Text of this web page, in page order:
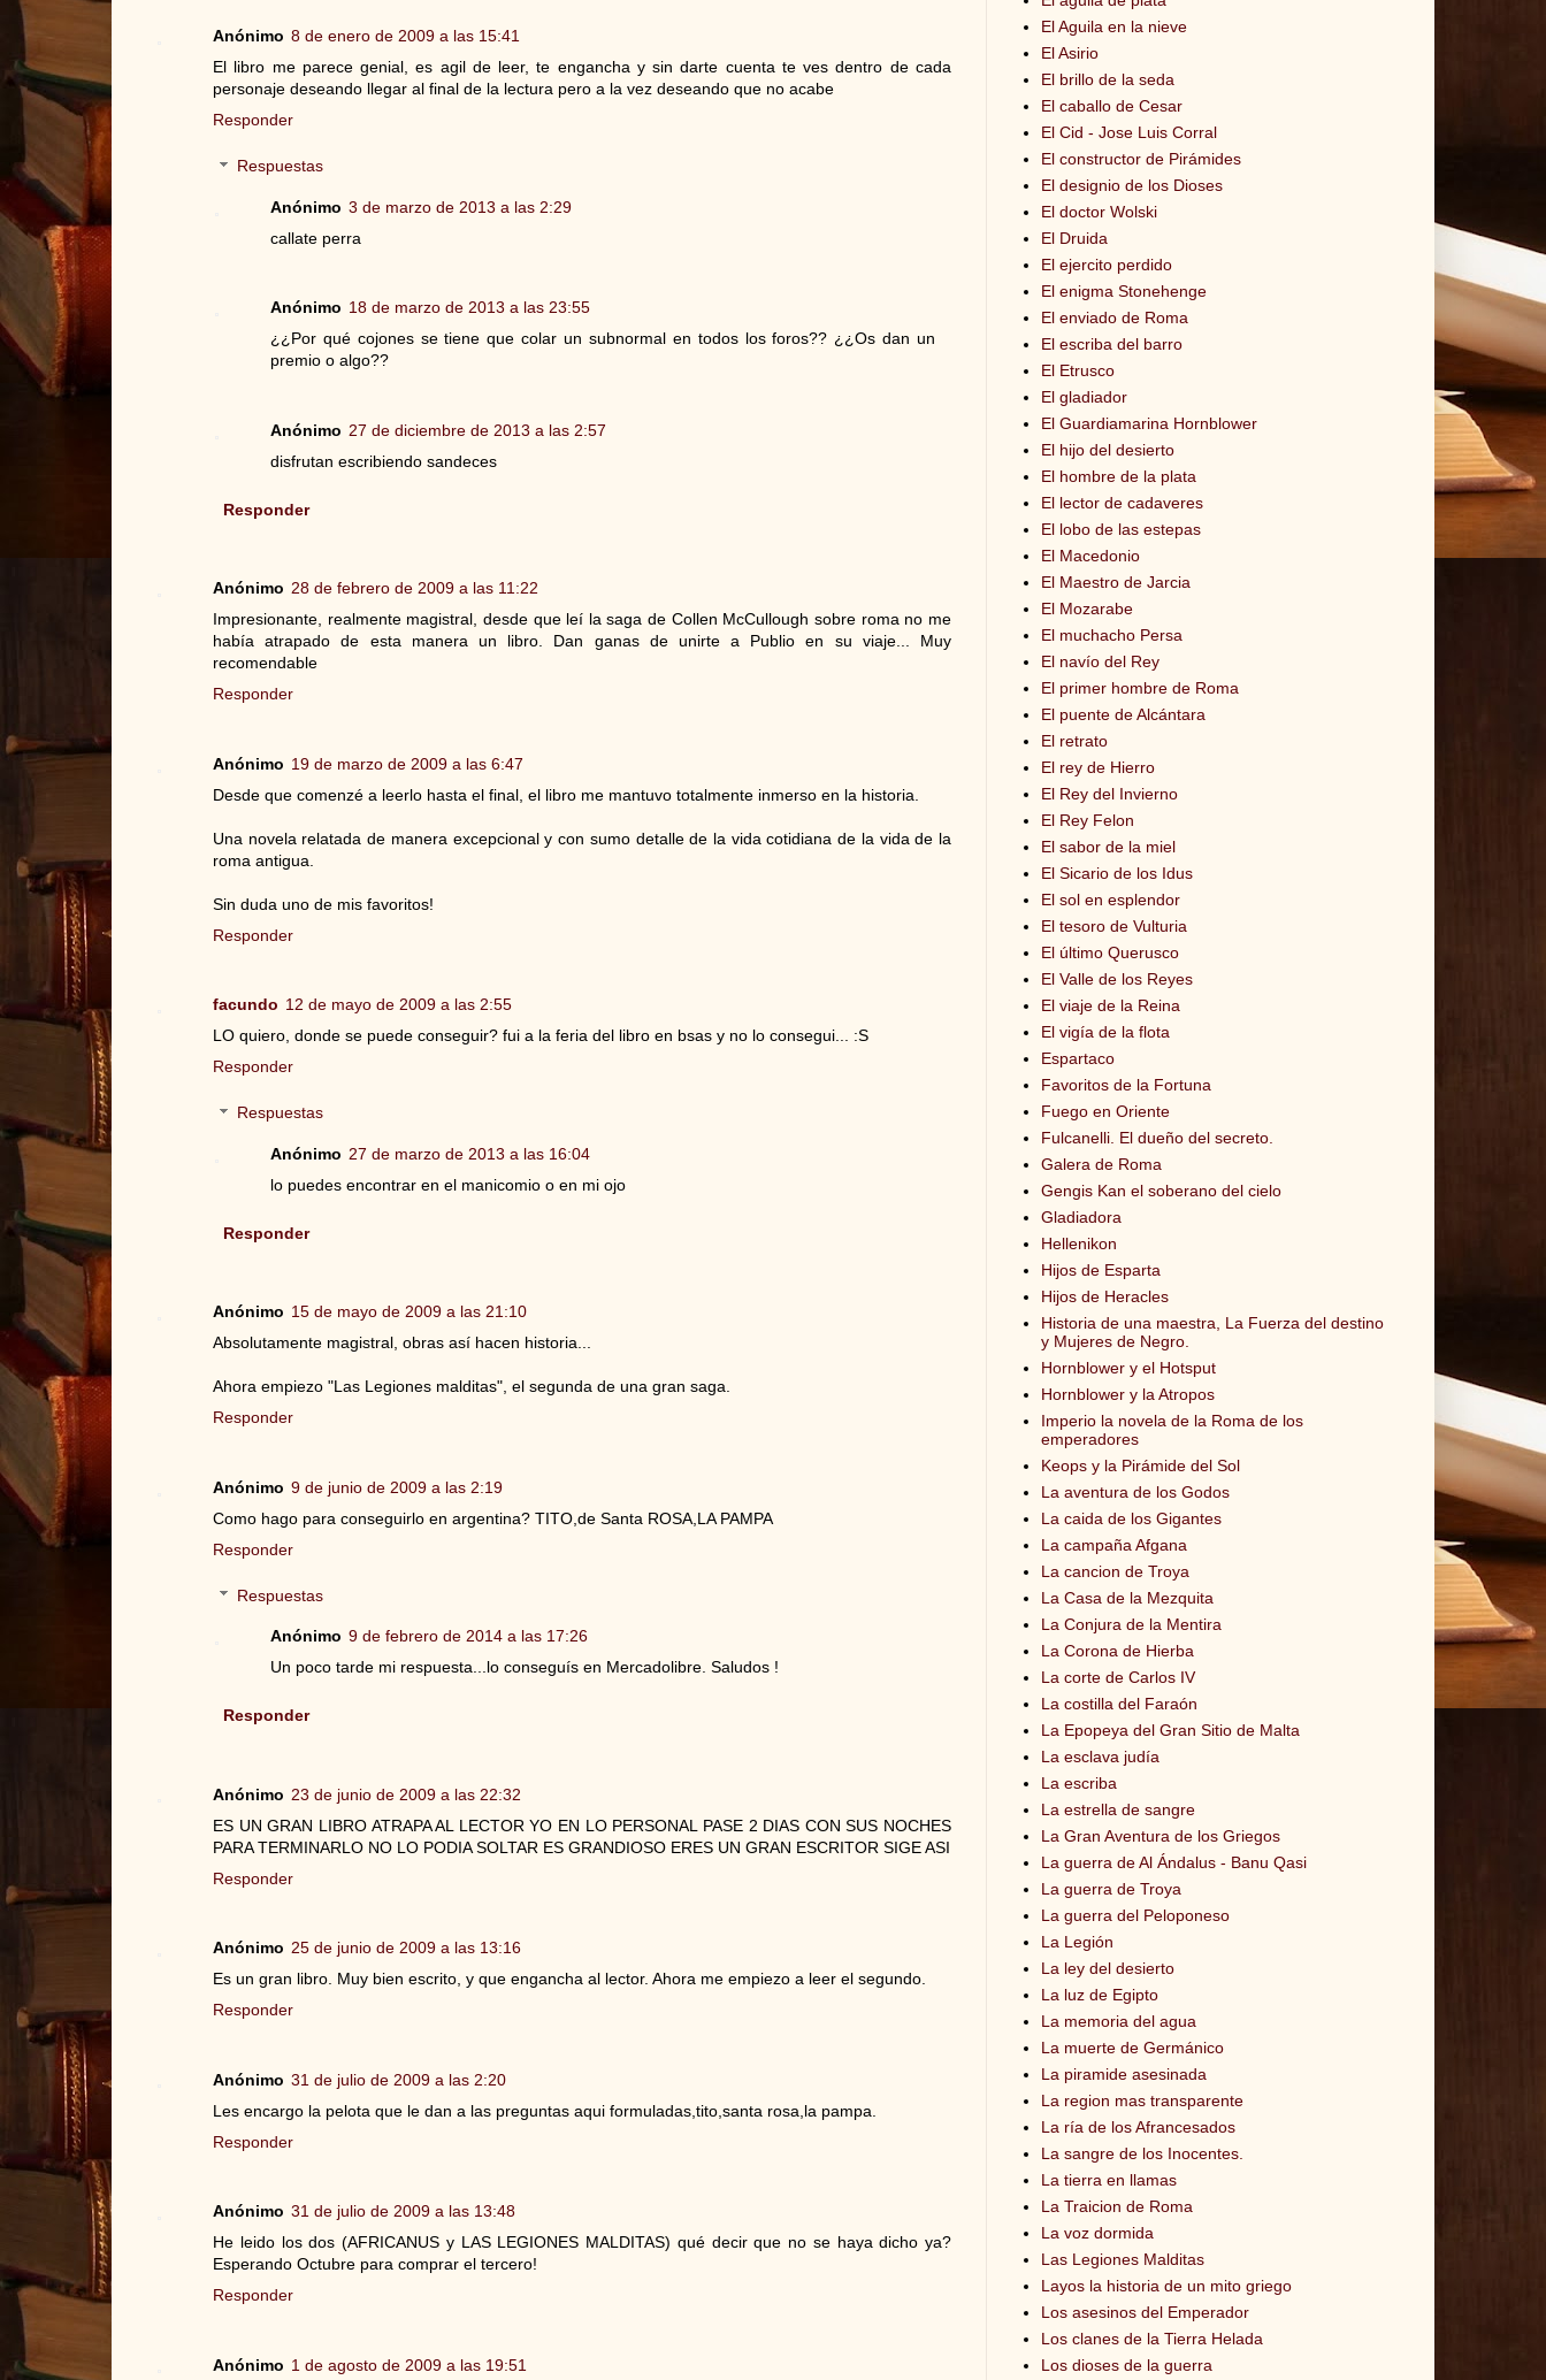
Anónimo 8 de enero de 2009 a las 15:41
El libro me parece genial, es agil de leer, te engancha y sin darte cuenta te ves dentro de cada
personaje deseando llegar al final de la lectura pero a la vez deseando que no acabe
Responder
Respuestas
Anónimo 3 de marzo de 2013 a las 2:29
callate perra
Anónimo 18 de marzo de 2013 a las 23:55
¿¿Por qué cojones se tiene que colar un subnormal en todos los foros?? ¿¿Os dan un
premio o algo??
Anónimo 27 de diciembre de 2013 a las 2:57
disfrutan escribiendo sandeces
Responder
Anónimo 28 de febrero de 2009 a las 11:22
Impresionante, realmente magistral, desde que leí la saga de Collen McCullough sobre roma no me
había atrapado de esta manera un libro. Dan ganas de unirte a Publio en su viaje... Muy
recomendable
Responder
Anónimo 19 de marzo de 2009 a las 6:47
Desde que comenzé a leerlo hasta el final, el libro me mantuvo totalmente inmerso en la historia.
Una novela relatada de manera excepcional y con sumo detalle de la vida cotidiana de la vida de la
roma antigua.
Sin duda uno de mis favoritos!
Responder
facundo 12 de mayo de 2009 a las 2:55
LO quiero, donde se puede conseguir? fui a la feria del libro en bsas y no lo consegui... :S
Responder
Respuestas
Anónimo 27 de marzo de 2013 a las 16:04
lo puedes encontrar en el manicomio o en mi ojo
Responder
Anónimo 15 de mayo de 2009 a las 21:10
Absolutamente magistral, obras así hacen historia...
Ahora empiezo "Las Legiones malditas", el segunda de una gran saga.
Responder
Anónimo 9 de junio de 2009 a las 2:19
Como hago para conseguirlo en argentina? TITO,de Santa ROSA,LA PAMPA
Responder
Respuestas
Anónimo 9 de febrero de 2014 a las 17:26
Un poco tarde mi respuesta...lo conseguís en Mercadolibre. Saludos !
Responder
Anónimo 23 de junio de 2009 a las 22:32
ES UN GRAN LIBRO ATRAPA AL LECTOR YO EN LO PERSONAL PASE 2 DIAS CON SUS NOCHES
PARA TERMINARLO NO LO PODIA SOLTAR ES GRANDIOSO ERES UN GRAN ESCRITOR SIGE ASI
Responder
Anónimo 25 de junio de 2009 a las 13:16
Es un gran libro. Muy bien escrito, y que engancha al lector. Ahora me empiezo a leer el segundo.
Responder
Anónimo 31 de julio de 2009 a las 2:20
Les encargo la pelota que le dan a las preguntas aqui formuladas,tito,santa rosa,la pampa.
Responder
Anónimo 31 de julio de 2009 a las 13:48
He leido los dos (AFRICANUS y LAS LEGIONES MALDITAS) qué decir que no se haya dicho ya?
Esperando Octubre para comprar el tercero!
Responder
Anónimo 1 de agosto de 2009 a las 19:51
El Aguila en la nieve
El Asirio
El brillo de la seda
El caballo de Cesar
El Cid - Jose Luis Corral
El constructor de Pirámides
El designio de los Dioses
El doctor Wolski
El Druida
El ejercito perdido
El enigma Stonehenge
El enviado de Roma
El escriba del barro
El Etrusco
El gladiador
El Guardiamarina Hornblower
El hijo del desierto
El hombre de la plata
El lector de cadaveres
El lobo de las estepas
El Macedonio
El Maestro de Jarcia
El Mozarabe
El muchacho Persa
El navío del Rey
El primer hombre de Roma
El puente de Alcántara
El retrato
El rey de Hierro
El Rey del Invierno
El Rey Felon
El sabor de la miel
El Sicario de los Idus
El sol en esplendor
El tesoro de Vulturia
El último Querusco
El Valle de los Reyes
El viaje de la Reina
El vigía de la flota
Espartaco
Favoritos de la Fortuna
Fuego en Oriente
Fulcanelli. El dueño del secreto.
Galera de Roma
Gengis Kan el soberano del cielo
Gladiadora
Hellenikon
Hijos de Esparta
Hijos de Heracles
Historia de una maestra, La Fuerza del destino
y Mujeres de Negro.
Hornblower y el Hotsput
Hornblower y la Atropos
Imperio la novela de la Roma de los
emperadores
Keops y la Pirámide del Sol
La aventura de los Godos
La caida de los Gigantes
La campaña Afgana
La cancion de Troya
La Casa de la Mezquita
La Conjura de la Mentira
La Corona de Hierba
La corte de Carlos IV
La costilla del Faraón
La Epopeya del Gran Sitio de Malta
La esclava judía
La escriba
La estrella de sangre
La Gran Aventura de los Griegos
La guerra de Al Ándalus - Banu Qasi
La guerra de Troya
La guerra del Peloponeso
La Legión
La ley del desierto
La luz de Egipto
La memoria del agua
La muerte de Germánico
La piramide asesinada
La region mas transparente
La ría de los Afrancesados
La sangre de los Inocentes.
La tierra en llamas
La Traicion de Roma
La voz dormida
Las Legiones Malditas
Layos la historia de un mito griego
Los asesinos del Emperador
Los clanes de la Tierra Helada
Los dioses de la guerra